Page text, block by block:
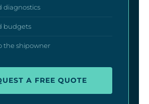
diagnostics
budgets
the shipowner
A FREE QUOTE